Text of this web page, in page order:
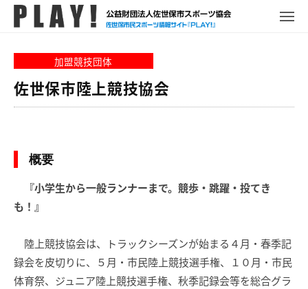
L
A
Y
!
世
市
ス
サ
メ
加盟競技団体
佐世保市陸上競技協会
概要
『小学生から一般ランナーまで。競歩・跳躍・投てき
も！』
陸上競技協会は、トラックシーズンが始まる４月・春季記
録会を皮切りに、５月・市民陸上競技選手権、１０月・市民
体育祭、ジュニア陸上競技選手権、秋季記録会等を総合グラ
P
L
Y
!
ュ
ー